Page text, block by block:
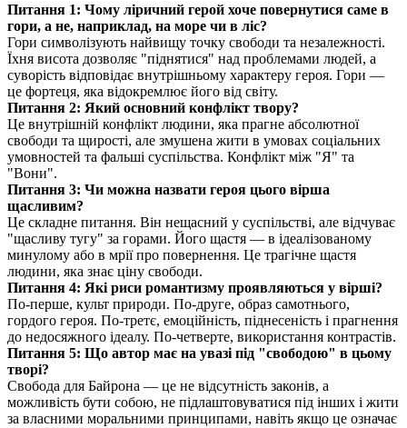
Питання 1: Чому ліричний герой хоче повернутися саме в
гори, а не, наприклад, на море чи в ліс?
Гори символізують найвищу точку свободи та незалежності.
Їхня висота дозволяє "піднятися" над проблемами людей, а
суворість відповідає внутрішньому характеру героя. Гори —
це фортеця, яка відокремлює його від світу.
Питання 2: Який основний конфлікт твору?
Це внутрішній конфлікт людини, яка прагне абсолютної
свободи та щирості, але змушена жити в умовах соціальних
умовностей та фальші суспільства. Конфлікт між "Я" та
"Вони".
Питання 3: Чи можна назвати героя цього вірша
щасливим?
Це складне питання. Він нещасний у суспільстві, але відчуває
"щасливу тугу" за горами. Його щастя — в ідеалізованому
минулому або в мрії про повернення. Це трагічне щастя
людини, яка знає ціну свободи.
Питання 4: Які риси романтизму проявляються у вірші?
По-перше, культ природи. По-друге, образ самотнього,
гордого героя. По-третє, емоційність, піднесеність і прагнення
до недосяжного ідеалу. По-четверте, використання контрастів.
Питання 5: Що автор має на увазі під "свободою" в цьому
творі?
Свобода для Байрона — це не відсутність законів, а
можливість бути собою, не підлаштовуватися під інших і жити
за власними моральними принципами, навіть якщо це означає